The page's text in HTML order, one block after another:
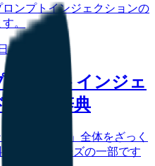
ンプトインジェクションの
。
ロンプトインジェ
＆用語辞典
ェクション」全体をざっく
す。 シリーズの一部です